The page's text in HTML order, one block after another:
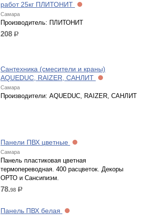
работ 25кг ПЛИТОНИТ
Самара
Производитель: ПЛИТОНИТ
208 р.
Сантехника (смесители и краны)
AQUEDUC, RAIZER, САНЛИТ
Самара
Производители: AQUEDUC, RAIZER, САНЛИТ
Панели ПВХ цветные
Самара
Панель пластиковая цветная
термопереводная. 400 расцветок. Декоры
ОРТО и Сансипиэм.
78.98 р.
Панель ПВХ белая